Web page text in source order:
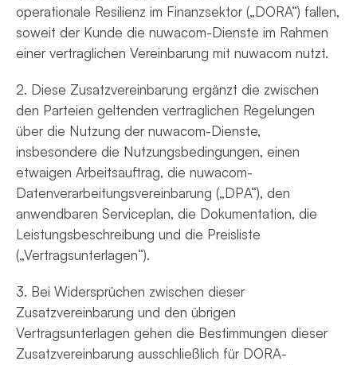
operationale Resilienz im Finanzsektor („DORA“) fallen,
soweit der Kunde die nuwacom-Dienste im Rahmen
einer vertraglichen Vereinbarung mit nuwacom nutzt.
2. Diese Zusatzvereinbarung ergänzt die zwischen
den Parteien geltenden vertraglichen Regelungen
über die Nutzung der nuwacom-Dienste,
insbesondere die Nutzungsbedingungen, einen
etwaigen Arbeitsauftrag, die nuwacom-
Datenverarbeitungsvereinbarung („DPA“), den
anwendbaren Serviceplan, die Dokumentation, die
Leistungsbeschreibung und die Preisliste
(„Vertragsunterlagen“).
3. Bei Widersprüchen zwischen dieser
Zusatzvereinbarung und den übrigen
Vertragsunterlagen gehen die Bestimmungen dieser
Zusatzvereinbarung ausschließlich für DORA-